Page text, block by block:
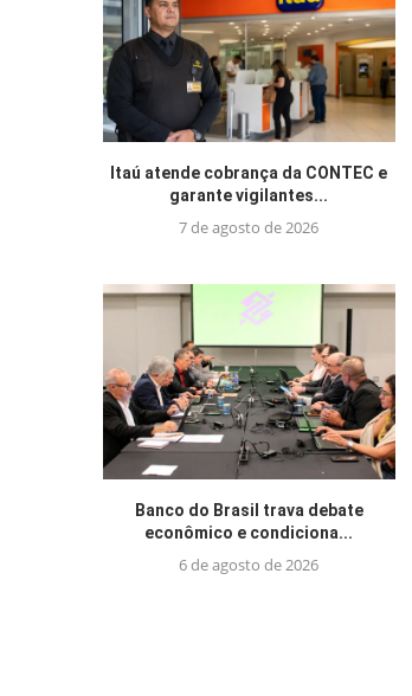
Itaú atende cobrança da CONTEC e
garante vigilantes...
7 de agosto de 2026
Banco do Brasil trava debate
econômico e condiciona...
6 de agosto de 2026